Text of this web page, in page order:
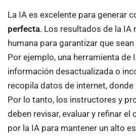
La IA es excelente para generar
perfecta. Los resultados de la IA
humana para garantizar que
Por ejemplo, una herramienta de
información desactualizada o
recopila datos de internet,
Por lo tanto, los instructores y
deben revisar, evaluar y refinar el
por la IA para mantener un alto